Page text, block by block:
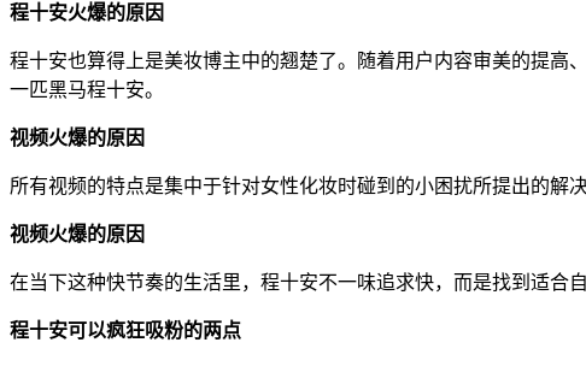
程十安火爆的原因
程十安也算得上是美妆博主中的翘楚了。随着用户内容审美的提高
一匹黑马程十安。
视频火爆的原因
所有视频的特点是集中于针对女性化妆时碰到的小困扰所提出的解
视频火爆的原因
在当下这种快节奏的生活里，程十安不一味追求快，而是找到适合
程十安可以疯狂吸粉的两点